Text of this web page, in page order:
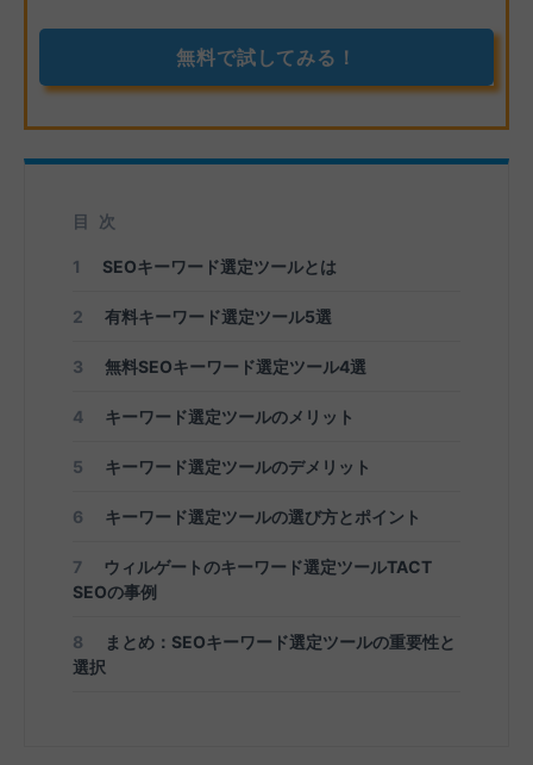
無料で試してみる！
目次
1 SEOキーワード選定ツールとは
2 有料キーワード選定ツール5選
3 無料SEOキーワード選定ツール4選
4 キーワード選定ツールのメリット
5 キーワード選定ツールのデメリット
6 キーワード選定ツールの選び方とポイント
7
ウィルゲートのキーワード選定ツールTACT
SEOの事例
8
まとめ：SEOキーワード選定ツールの重要性と
選択